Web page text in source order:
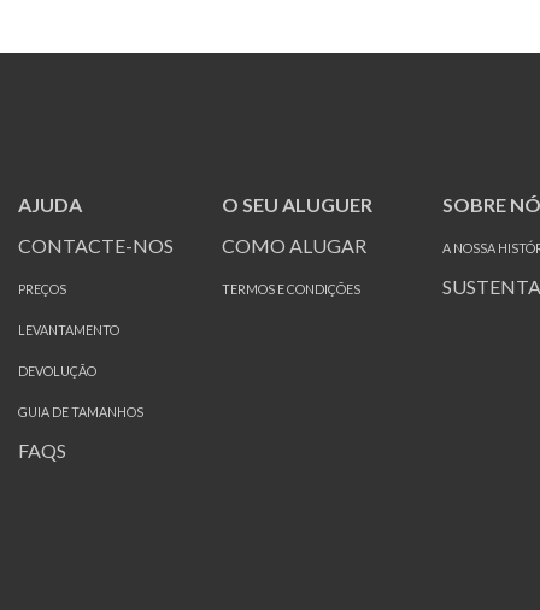
AJUDA
CONTACTE-NOS
PREÇOS
LEVANTAMENTO
DEVOLUÇÃO
GUIA DE TAMANHOS
FAQS
O SEU ALUGUER
COMO ALUGAR
TERMOS E CONDIÇÕES
SOBRE
A NOSSA